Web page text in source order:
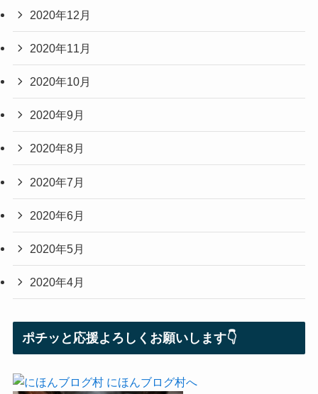
2020年12月
2020年11月
2020年10月
2020年9月
2020年8月
2020年7月
2020年6月
2020年5月
2020年4月
ポチッと応援よろしくお願いします👇